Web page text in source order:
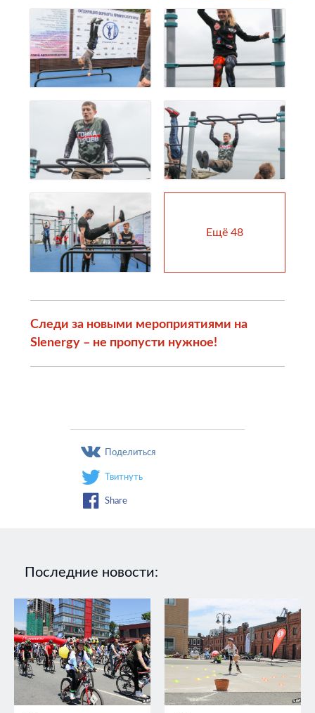
Ещё 48
Следи за новыми мероприятиями на
Slenergy – не пропусти нужное!
Поделиться
Твитнуть
Share
Последние новости: